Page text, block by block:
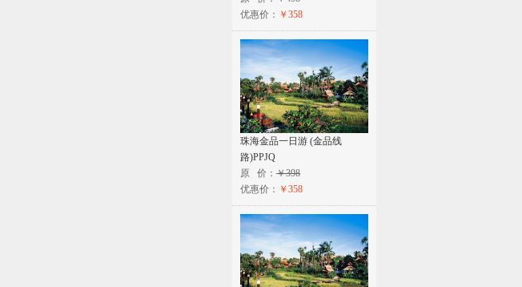
优惠价： ￥358
珠海金品一日游 (金品线
路)PPJQ
原 价： ￥398
优惠价： ￥358